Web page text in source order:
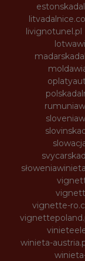
livignotunel.pl
vignette-
winieta-